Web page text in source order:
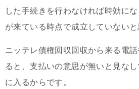
した手続きを行わなければ時効に
が来ている時点で成立していないと
ニッテレ債権回収回収から来る電
ると、支払いの意思が無いと見な
に入るからです。